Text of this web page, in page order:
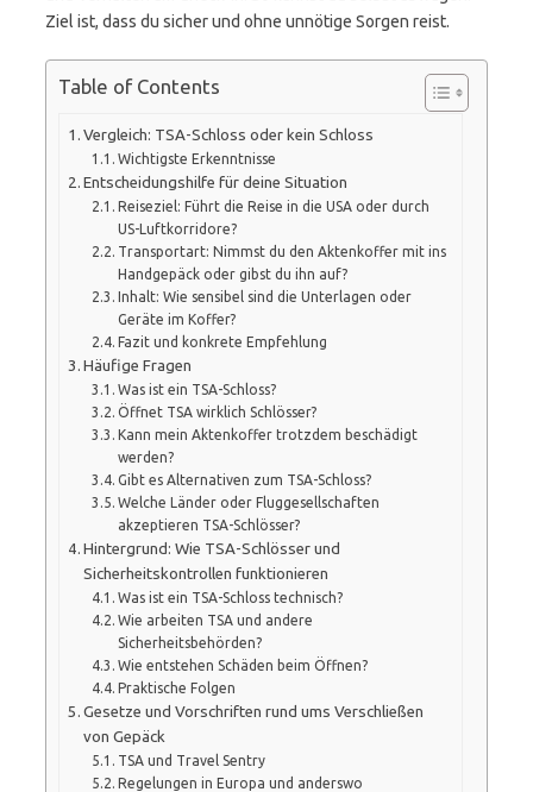
Ziel ist, dass du sicher und ohne unnötige Sorgen reist.
Table of Contents
Vergleich: TSA-Schloss oder kein Schloss
Wichtigste Erkenntnisse
Entscheidungshilfe für deine Situation
Reiseziel: Führt die Reise in die USA oder durch
US-Luftkorridore?
Transportart: Nimmst du den Aktenkoffer mit ins
Handgepäck oder gibst du ihn auf?
Inhalt: Wie sensibel sind die Unterlagen oder
Geräte im Koffer?
Fazit und konkrete Empfehlung
Häufige Fragen
Was ist ein TSA-Schloss?
Öffnet TSA wirklich Schlösser?
Kann mein Aktenkoffer trotzdem beschädigt
werden?
Gibt es Alternativen zum TSA-Schloss?
Welche Länder oder Fluggesellschaften
akzeptieren TSA-Schlösser?
Hintergrund: Wie TSA-Schlösser und
Sicherheitskontrollen funktionieren
Was ist ein TSA-Schloss technisch?
Wie arbeiten TSA und andere
Sicherheitsbehörden?
Wie entstehen Schäden beim Öffnen?
Praktische Folgen
Gesetze und Vorschriften rund ums Verschließen
von Gepäck
TSA und Travel Sentry
Regelungen in Europa und anderswo